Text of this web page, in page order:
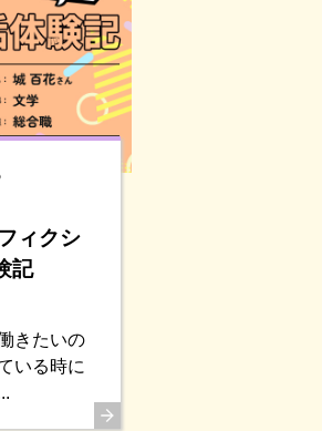
ィクシ
記
きたいの
いる時に